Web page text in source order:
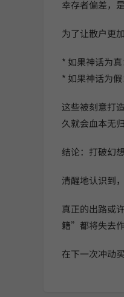
幸存者偏差，
为了让散户更
* 如果神话为
* 如果神话为
这些被刻意打
久就会血本无归
结论：打破幻
清醒地认识到
真正的出路或
籍”都将失去
在下一次冲动